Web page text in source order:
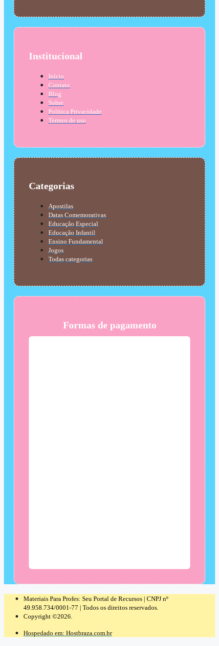
Institucional
Início
Contato
Blog
Sobre
Política Privacidade
Termos de uso
Categorias
Apostilas
Datas Comemorativas
Educação Especial
Educação Infantil
Ensino Fundamental
Jogos
Todas categorias
Formas de pagamento
Materiais Para Profes: Seu Portal de Recursos | CNPJ nº
49.958.734/0001-77 | Todos os direitos reservados.
Copyright ©2026.
Hospedado em: Hostbraza.com.br